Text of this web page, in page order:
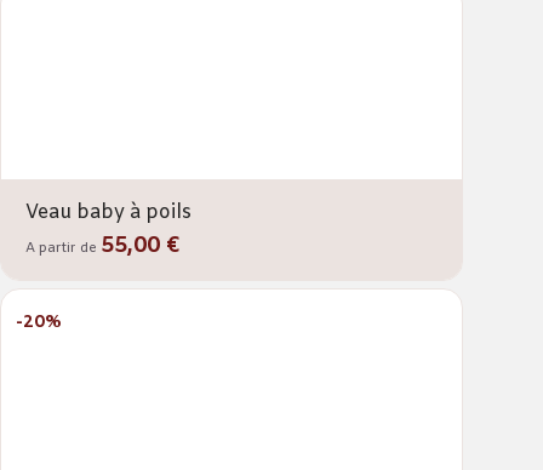
Veau baby à poils
A partir de 55,00 €
-20%